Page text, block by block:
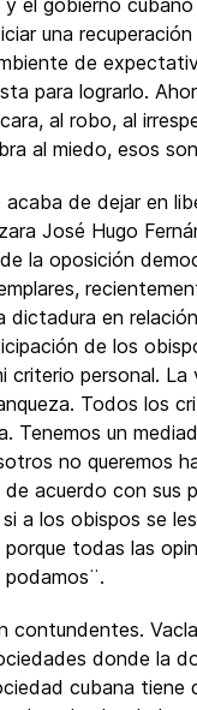
y el gobierno
una
de
para lograrlo.
al robo, al
al miedo, esos
de dejar en
José Hugo
la oposición
dictadura en
de los
criterio personal.
Todos los
Tenemos un
no queremos
de acuerdo con sus
a los obispos se
porque todas las
contundentes.
donde la
cubana